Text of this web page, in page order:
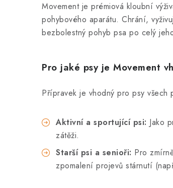
Movement je prémiová kloubní
pohybového aparátu. Chrání,
bezbolestný pohyb psa po celý
Pro jaké psy je Movement
Přípravek je vhodný pro psy všech
Aktivní a sportující psi: Jako
zátěži.
Starší psi a senioři: Pro
zpomalení projevů stárnutí